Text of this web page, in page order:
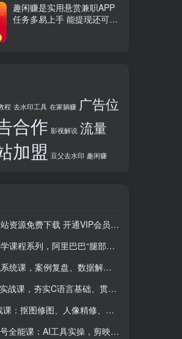
趣闲赚是实用悬赏兼职APP
任务多易上手 能提现还可邀
程 去水印工具 在家躺赚 广告位
合作 影视解说 流量
加盟 豆父去水印 趣闲赚
源免费下载 开通VIP会员 HY资源库
程系列，阿里巴巴“腿部三板斧”
、数据解析、运营执行，从0到1构建千万级电商体系（更新）
言基础、贯穿游戏项目、掌握开发思维，学成可挑战月薪15K+岗位
图、人像精修、电商美工，0基础变身设计达人
AI工具实操，剪映技巧，多平台带货，0基础快速变现